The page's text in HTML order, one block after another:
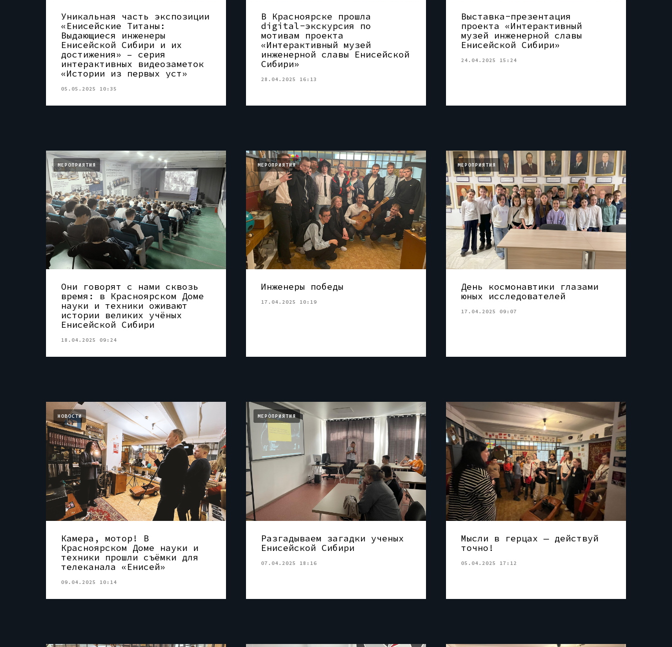
Уникальная часть экспозиции
«Енисейские Титаны:
Выдающиеся инженеры
Енисейской Сибири и их
достижения» – серия
интерактивных видеозаметок
«Истории из первых уст»
05.05.2025 10:35
В Красноярске прошла
digital-экскурсия по
мотивам проекта
«Интерактивный музей
инженерной славы Енисейской
Сибири»
28.04.2025 16:13
Выставка-презентация
проекта «Интерактивный
музей инженерной славы
Енисейской Сибири»
24.04.2025 15:24
МЕРОПРИЯТИЯ
Они говорят с нами сквозь
время: в Красноярском Доме
науки и техники оживают
истории великих учёных
Енисейской Сибири
18.04.2025 09:24
МЕРОПРИЯТИЯ
Инженеры победы
17.04.2025 10:19
МЕРОПРИЯТИЯ
День космонавтики глазами
юных исследователей
17.04.2025 09:07
НОВОСТИ
Камера, мотор! В
Красноярском Доме науки и
техники прошли съёмки для
телеканала «Енисей»
09.04.2025 10:14
МЕРОПРИЯТИЯ
Разгадываем загадки ученых
Енисейской Сибири
07.04.2025 18:16
Мысли в герцах — действуй
точно!
05.04.2025 17:12